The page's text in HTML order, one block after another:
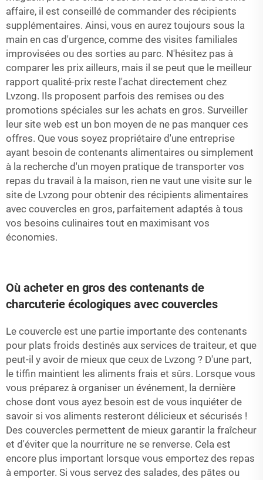
affaire, il est conseillé de commander des récipients
supplémentaires. Ainsi, vous en aurez toujours sous la
main en cas d'urgence, comme des visites familiales
improvisées ou des sorties au parc. N'hésitez pas à
comparer les prix ailleurs, mais il se peut que le meilleur
rapport qualité-prix reste l'achat directement chez
Lvzong. Ils proposent parfois des remises ou des
promotions spéciales sur les achats en gros. Surveiller
leur site web est un bon moyen de ne pas manquer ces
offres. Que vous soyez propriétaire d'une entreprise
ayant besoin de contenants alimentaires ou simplement
à la recherche d'un moyen pratique de transporter vos
repas du travail à la maison, rien ne vaut une visite sur le
site de Lvzong pour obtenir des récipients alimentaires
avec couvercles en gros, parfaitement adaptés à tous
vos besoins culinaires tout en maximisant vos
économies.
Où acheter en gros des contenants de
charcuterie écologiques avec couvercles
Le couvercle est une partie importante des contenants
pour plats froids destinés aux services de traiteur, et que
peut-il y avoir de mieux que ceux de Lvzong ? D'une part,
le tiffin maintient les aliments frais et sûrs. Lorsque vous
vous préparez à organiser un événement, la dernière
chose dont vous ayez besoin est de vous inquiéter de
savoir si vos aliments resteront délicieux et sécurisés !
Des couvercles permettent de mieux garantir la fraîcheur
et d'éviter que la nourriture ne se renverse. Cela est
encore plus important lorsque vous emportez des repas
à emporter. Si vous servez des salades, des pâtes ou